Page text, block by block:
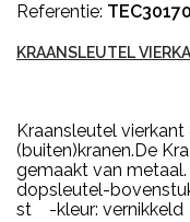
Referentie:
KRAANSLEUTEL
Kraansleutel
(buiten)kranen.De
gemaakt van
dopsleutel-
st -kleur: